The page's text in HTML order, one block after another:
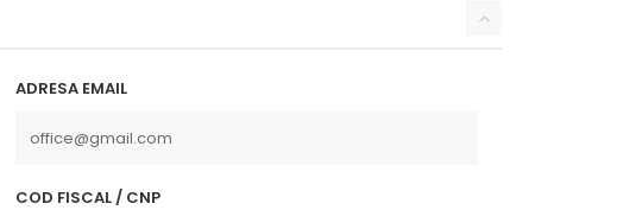
ADRESA EMAIL
COD FISCAL / CNP